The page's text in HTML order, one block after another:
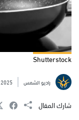
Shutterstock
راديو الشمس
شارك المقال